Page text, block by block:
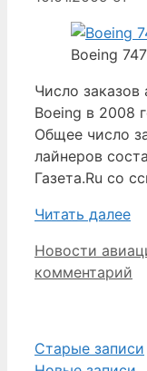
Boeing 747
Число
Boeing в 2008
Общее число
лайнеров
Газета.Ru со
Читать далее
Рубрики
Новости
комментарий
Старые записи